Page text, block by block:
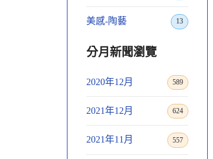
美感-陶藝 13
分月新聞瀏覽
2020年12月 589
2021年12月 624
2021年11月 557